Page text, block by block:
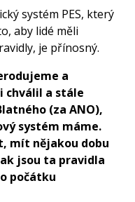
systém PES, který
aby lidé měli
je přínosný.
a
chválil a stále
(za ANO),
systém máme.
mít nějakou dobu
jsou ta pravidla
počátku